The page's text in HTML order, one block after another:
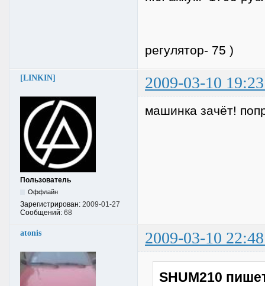
регулятор- 75 )
[LINKIN] 2009-03-10
Пользователь
Оффлайн
Зарегистрирован: 2009-01-27
Сообщений: 68
машинка зачёт!
atonis 2009-03-10
SHUM210